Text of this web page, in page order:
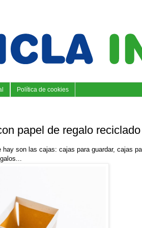
Política de cookies
papel de regalo reciclado
son las cajas: cajas para guardar, cajas